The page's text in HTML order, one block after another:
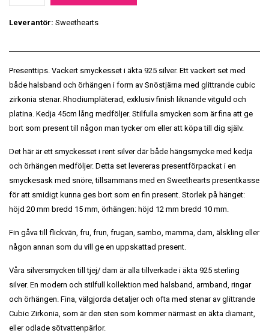
Leverantör: Sweethearts
Presenttips. Vackert smyckesset i äkta 925 silver. Ett vackert set med
både halsband och örhängen i form av Snöstjärna med glittrande cubic
zirkonia stenar. Rhodiumpläterad, exklusiv finish liknande vitguld och
platina. Kedja 45cm lång medföljer. Stilfulla smycken som är fina att ge
bort som present till någon man tycker om eller att köpa till dig själv.
Det här är ett smyckesset i rent silver där både hängsmycke med kedja
och örhängen medföljer. Detta set levereras presentförpackat i en
smyckesask med snöre, tillsammans med en Sweethearts presentkasse
för att smidigt kunna ges bort som en fin present. Storlek på hänget:
höjd 20 mm bredd 15 mm, örhängen: höjd 12 mm bredd 10 mm.
Fin gåva till flickvän, fru, frun, frugan, sambo, mamma, dam, älskling eller
någon annan som du vill ge en uppskattad present.
Våra silversmycken till tjej/ dam är alla tillverkade i äkta 925 sterling
silver. En modern och stilfull kollektion med halsband, armband, ringar
och örhängen. Fina, välgjorda detaljer och ofta med stenar av glittrande
Cubic Zirkonia, som är den sten som kommer närmast en äkta diamant,
eller odlade sötvattenpärlor.